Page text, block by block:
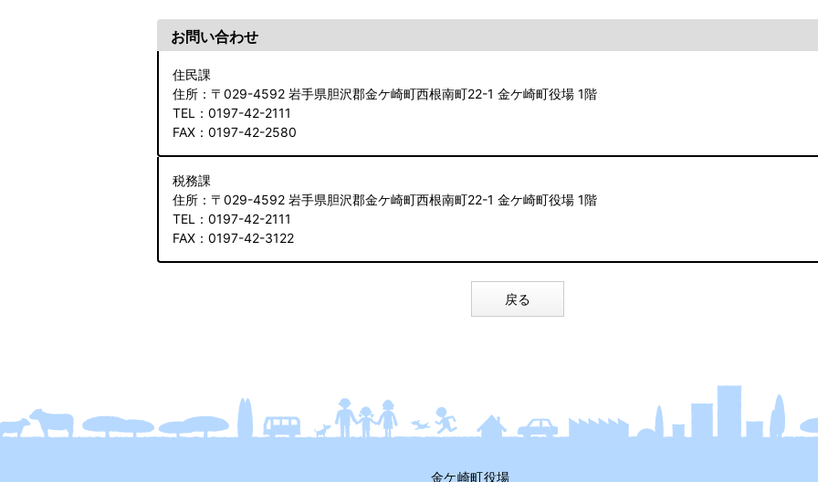
お問い合わせ
住民課
住所 ：〒029-4592 岩手県胆沢郡金ケ崎町西根南町22-1 金ケ崎町役場 1階
TEL
：0197-42-2111
FAX ：0197-42-2580
税務課
住所 ：〒029-4592 岩手県胆沢郡金ケ崎町西根南町22-1 金ケ崎町役場 1階
TEL
：0197-42-2111
FAX ：0197-42-3122
戻る
金ケ崎町役場